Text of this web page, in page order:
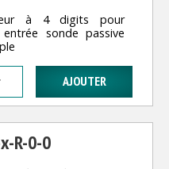
à 4 digits pour
sonde passive
R-0-0